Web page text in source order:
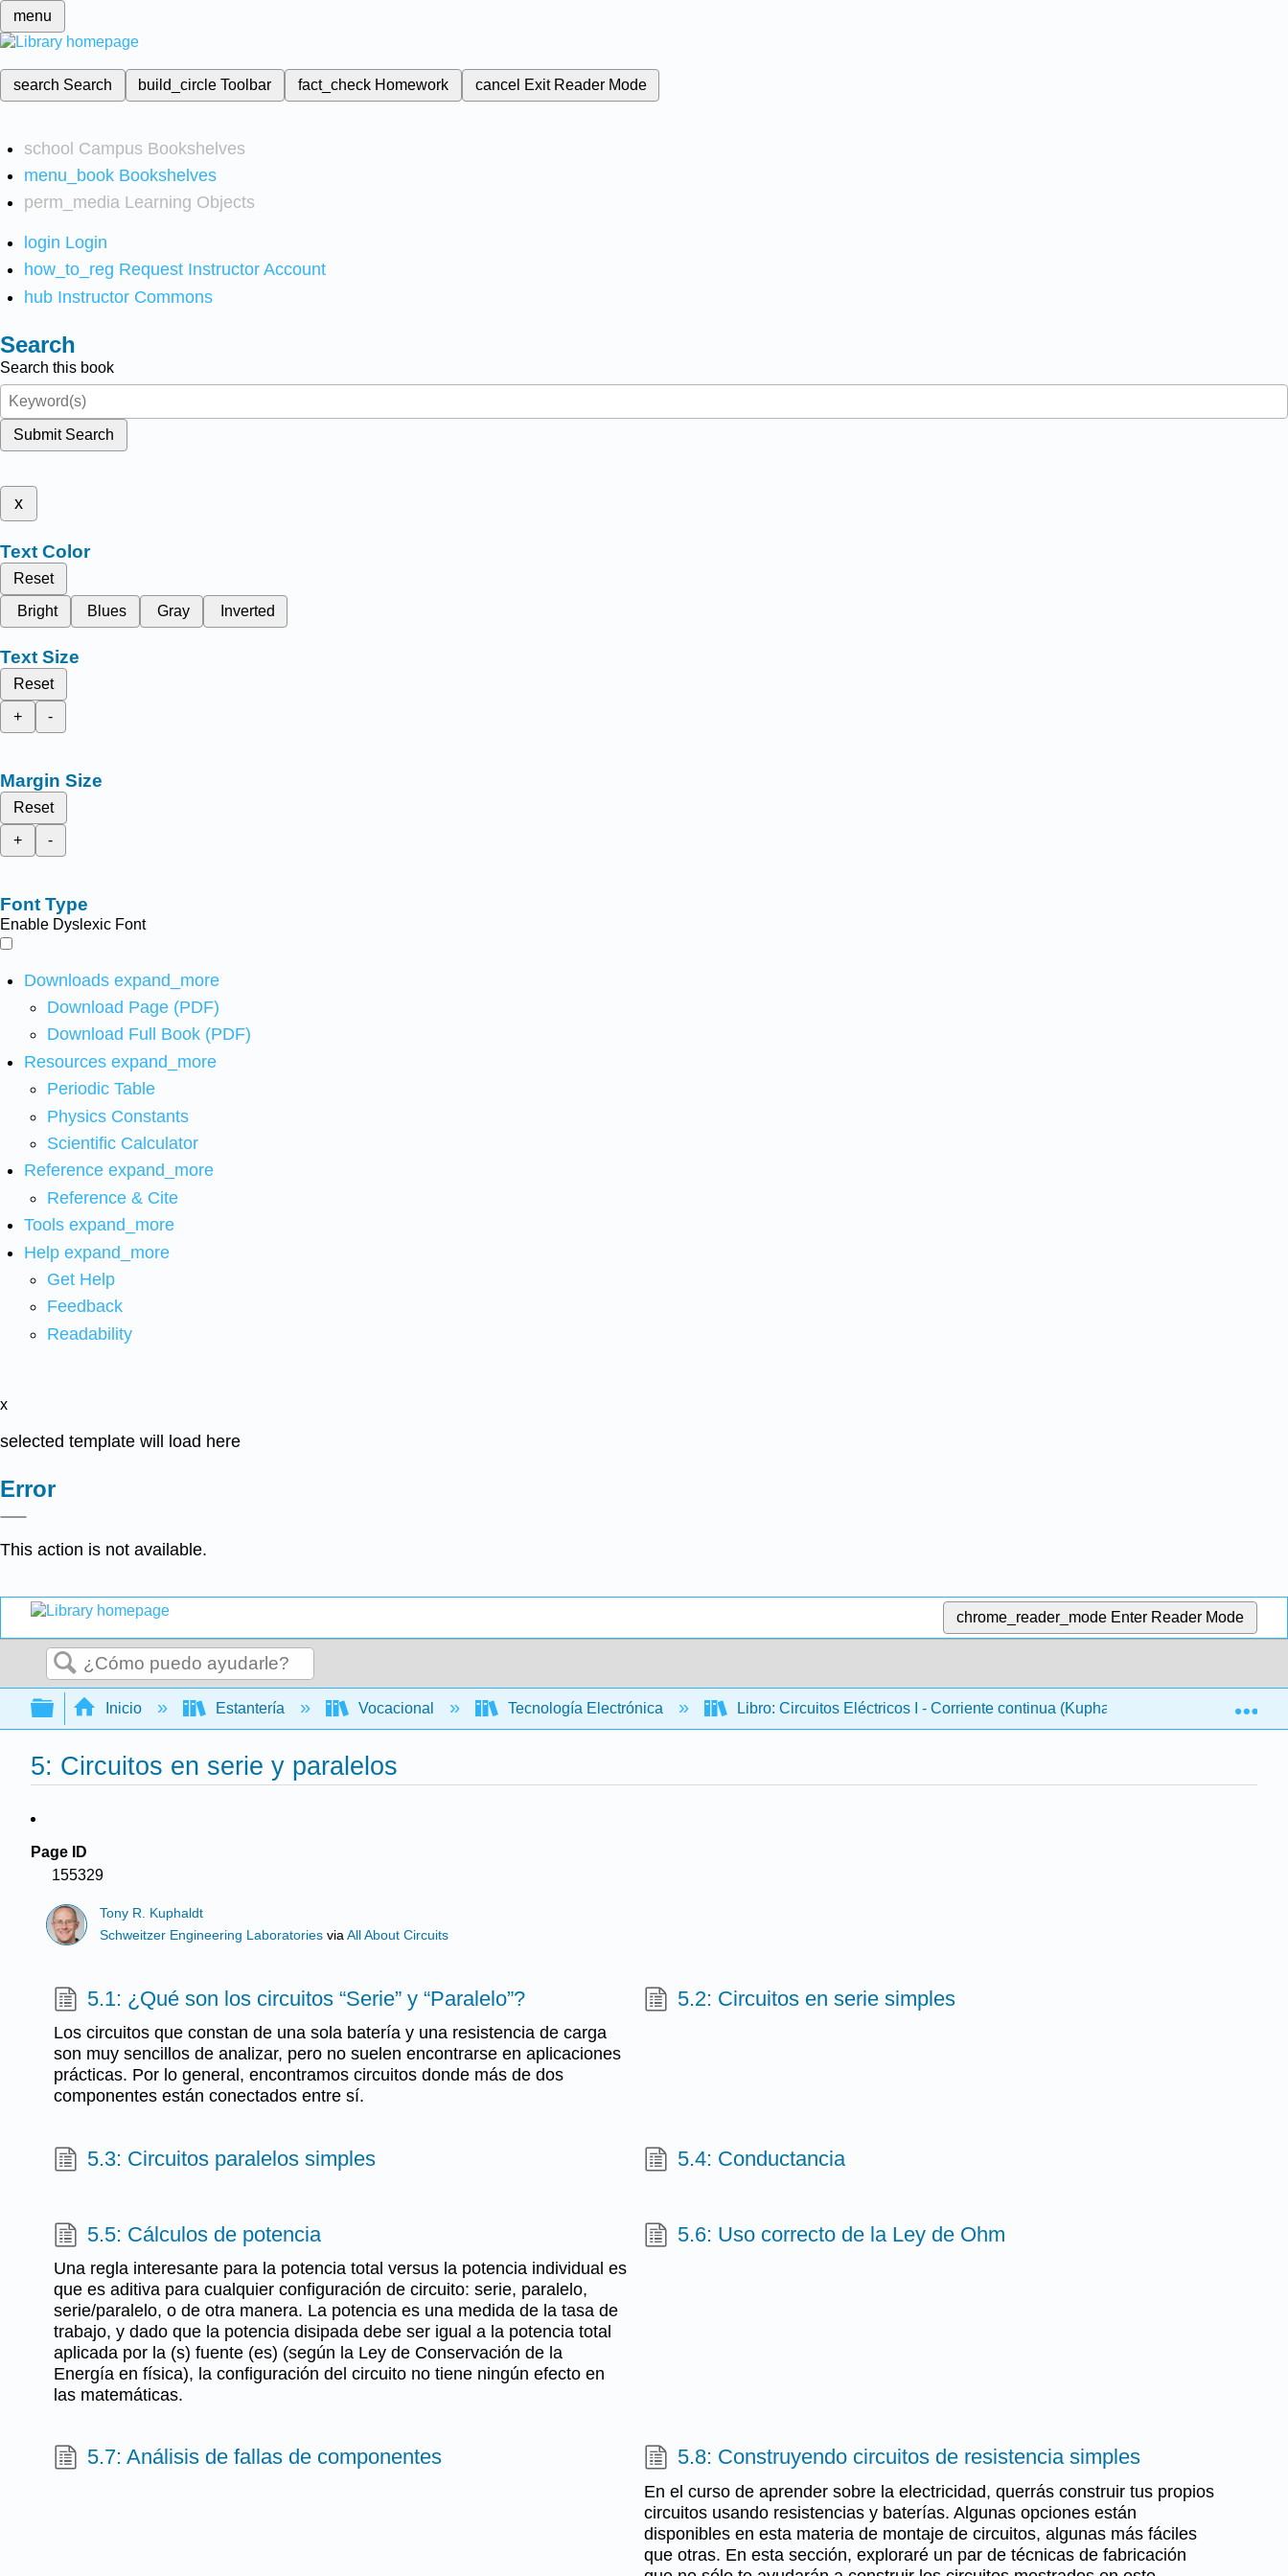
menu
search Search build_circleToolbar fact_check Homework cancel Exit Reader Mode
school Campus Bookshelves
menu_book Bookshelves
perm_media Learning Objects
login Login
how_to_reg Request Instructor Account
hub Instructor Commons
Search
Search this book
Submit Search
x
Text Color
Reset
Bright
Blues Gray Inverted
Text Size
Reset
+
-
Margin Size
Reset
+
-
Font Type
Enable Dyslexic Font
Downloads expand_more
Download Page (PDF)
Download Full Book (PDF)
Resources expand_more
Periodic Table
Physics Constants
Scientific Calculator
Reference expand_more
Reference & Cite
Tools expand_more
Help expand_more
Get Help
Feedback
Readability
x
selected template will load here
Error
This action is not available.
chrome_reader_mode Enter Reader Mode
Buscar
Expandir/contraer jerarquía global
Inicio Estantería Vocacional Tecnología Electrónica Libro: Circuitos Eléctricos I - Corriente continua (Kuphaldt) 5: Circuitos
5: Circuitos en serie y paralelos
Page ID
155329
Tony R. Kuphaldt
Schweitzer Engineering Laboratories viaAll About Circuits
5.1: ¿Qué son los circuitos “Serie” y “Paralelo”?
Los circuitos que constan de una sola batería y una resistencia de carga
son muy sencillos de analizar, pero no suelen encontrarse en aplicaciones
prácticas. Por lo general, encontramos circuitos donde más de dos
componentes están conectados entre sí.
5.2: Circuitos en serie simples
5.3: Circuitos paralelos simples 5.4: Conductancia
5.5: Cálculos de potencia
Una regla interesante para la potencia total versus la potencia individual es
que es aditiva para cualquier configuración de circuito: serie, paralelo,
serie/paralelo, o de otra manera. La potencia es una medida de la tasa de
trabajo, y dado que la potencia disipada debe ser igual a la potencia total
aplicada por la (s) fuente (es) (según la Ley de Conservación de la
Energía en física), la configuración del circuito no tiene ningún efecto en
las matemáticas.
5.6: Uso correcto de la Ley de Ohm
5.7: Análisis de fallas de componentes 5.8: Construyendo circuitos de resistencia simples
En el curso de aprender sobre la electricidad, querrás construir tus propios
circuitos usando resistencias y baterías. Algunas opciones están
disponibles en esta materia de montaje de circuitos, algunas más fáciles
que otras. En esta sección, exploraré un par de técnicas de fabricación